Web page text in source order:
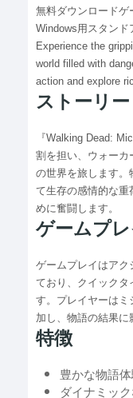
無料ダウンロードゲ
Windows用スタンド
Experience the
world filled with
action and explore
ストーリー
『Walking Dead:
割を担い、ウォー
の世界を旅します
て生存の感情的な
めに奮闘します。
ゲームプ
ゲームプレイはア
ており、クイック
す。プレイヤーは
加し、物語の結果に
特徴
豊かな物語
ダイナミッ